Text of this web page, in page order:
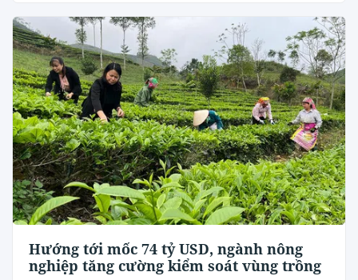
Hướng tới mốc 74 tỷ USD, ngành nông
nghiệp tăng cường kiểm soát vùng trồng